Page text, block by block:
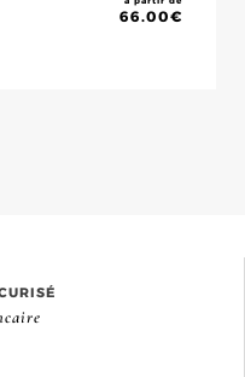
66.00€